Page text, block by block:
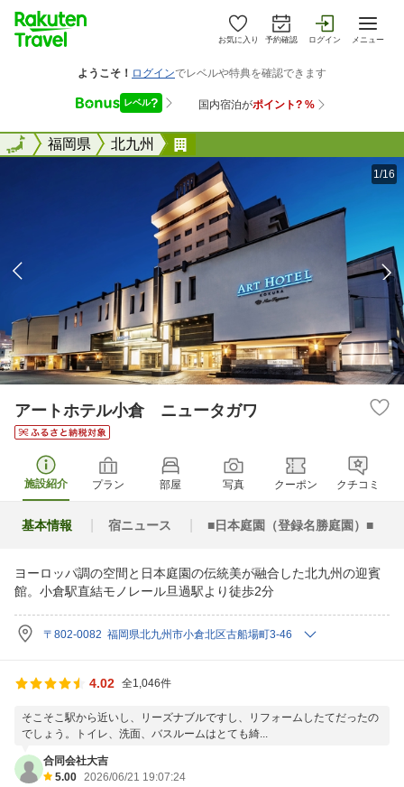
お気に入り 予約確認 ログイン メニュー
全国福岡県 北九州
全国
1/16
アートホテル小倉 ニュータガワ
施設紹介 プラン 部屋 写真 クーポン クチコミ
基本情報 宿ニュース ■日本庭園（登録名勝庭園）■
ヨーロッパ調の空間と日本庭園の伝統美が融合した北九州の迎賓
館。小倉駅直結モノレール旦過駅より徒歩2分
〒802-0082 福岡県北九州市小倉北区古船場町3-46
4.02 全1,046件
そこそこ駅から近いし、リーズナブルですし、リフォームしたてだったの
でしょう。トイレ、洗面、バスルームはとても綺...
合同会社大吉
5.00 2026/06/21 19:07:24